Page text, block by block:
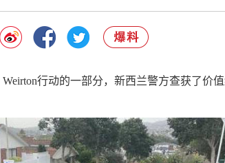
Weirton行动的一部分，新西兰警方查获了价